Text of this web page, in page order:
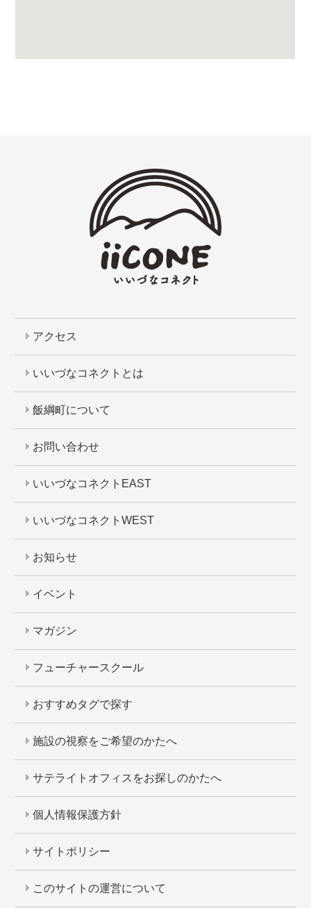
アクセス
いいづなコネクトとは
飯綱町について
お問い合わせ
いいづなコネクトEAST
いいづなコネクトWEST
お知らせ
イベント
マガジン
フューチャースクール
おすすめタグで探す
施設の視察をご希望のかたへ
サテライトオフィスをお探しのかたへ
個人情報保護方針
サイトポリシー
このサイトの運営について